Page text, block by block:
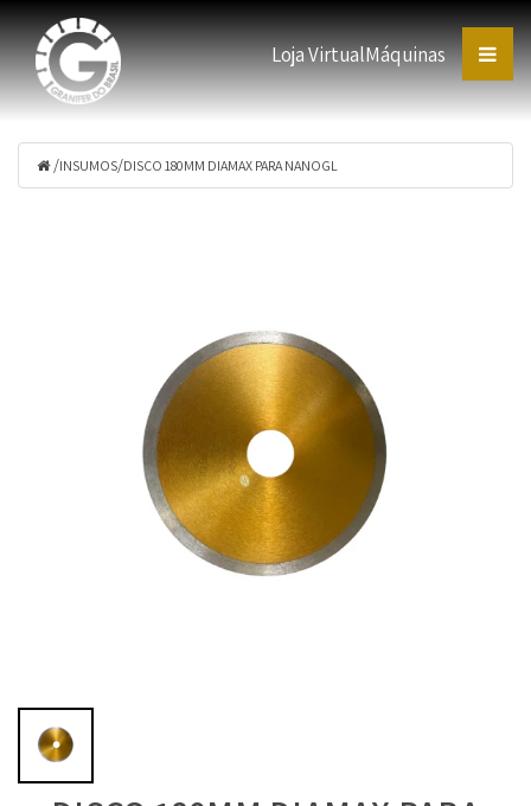
MENU
Loja VirtualMáquinas
/INSUMOS/DISCO 180MM DIAMAX PARA NANOGL